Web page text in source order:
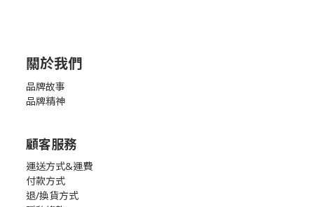
關於我們
品牌故事
品牌精神
顧客服務
運送方式&運費
付款方式
退/換貨方式